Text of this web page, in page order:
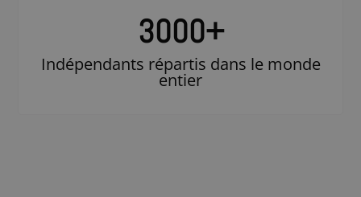
3000+
Indépendants répartis dans le monde
entier